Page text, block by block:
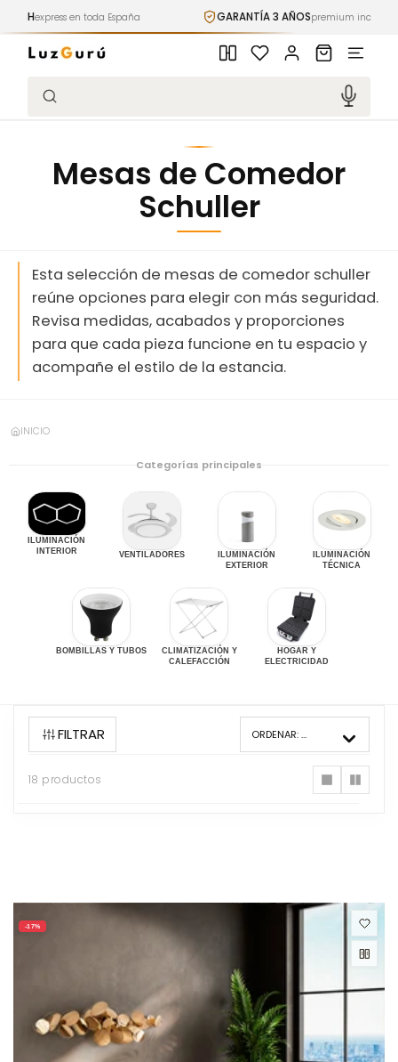
directamente
al contenido
toda España GARANTÍA 3 AÑOSpremium incluida
Búsqueda
Iniciar
sesión
Carrito
Mesas de Comedor
Schuller
Esta selección de mesas de comedor schuller
reúne opciones para elegir con más seguridad.
Revisa medidas, acabados y proporciones
para que cada pieza funcione en tu espacio y
acompañe el estilo de la estancia.
INICIO
Categorías principales
ILUMINACIÓN
INTERIOR
VENTILADORES
ILUMINACIÓN
EXTERIOR
ILUMINACIÓN
TÉCNICA
BOMBILLAS Y TUBOS
CLIMATIZACIÓN Y
CALEFACCIÓN
HOGAR Y
ELECTRICIDAD
FILTRAR ORDENAR:
MÁS VENDIDOS
18 productos
-17%